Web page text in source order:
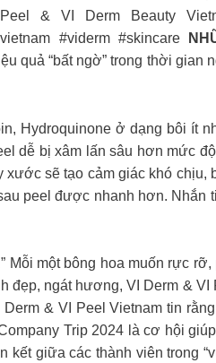
& VI Derm Beauty
#viderm #skincare
quả “bất ngờ” trong thời gian
Hydroquinone ở dạng bôi ít
dễ bị xâm lấn sâu hơn mức
sẽ tạo cảm giác khó chịu,
peel được nhanh hơn. Nhắn
Mỗi một bông hoa muốn rực rỡ,
đẹp, ngát hương, VI Derm & VI
& VI Peel Vietnam tin
Trip 2024 là cơ hội
kết giữa các thành viên trong